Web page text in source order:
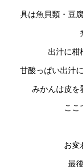
具は魚貝類・豆
出汁に柑
甘酸っぱい出汁
みかんは皮を
ここ
お変
最